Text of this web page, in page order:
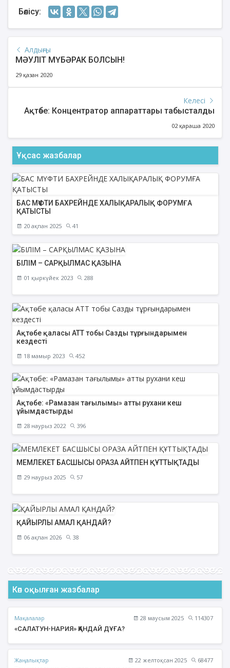
Бөлісу:
Алдыңғы
МӘУЛІТ МҮБӘРАК БОЛСЫН!
29 қазан 2020
Келесі
Ақтөбе: Концентратор аппараттары табысталды
02 қараша 2020
Ұқсас жазбалар
БАС МҮФТИ БАХРЕЙНДЕ ХАЛЫҚАРАЛЫҚ ФОРУМҒА
ҚАТЫСТЫ
20 ақпан 2025 41
БІЛІМ – САРҚЫЛМАС ҚАЗЫНА
01 қыркүйек 2023 288
Ақтөбе қаласы АТТ тобы Сазды тұрғындарымен
кездесті
18 мамыр 2023 452
Ақтөбе: «Рамазан тағылымы» атты рухани кеш
ұйымдастырды
28 наурыз 2022 396
МЕМЛЕКЕТ БАСШЫСЫ ОРАЗА АЙТПЕН ҚҰТТЫҚТАДЫ
29 наурыз 2025 57
ҚАЙЫРЛЫ АМАЛ ҚАНДАЙ?
06 ақпан 2026 38
Көп оқылған жазбалар
Мақалалар 28 маусым 2025
114307
«САЛАТУН-НАРИЯ» ҚАНДАЙ ДҰҒА?
Жаңалықтар 22 желтоқсан 2025
68477